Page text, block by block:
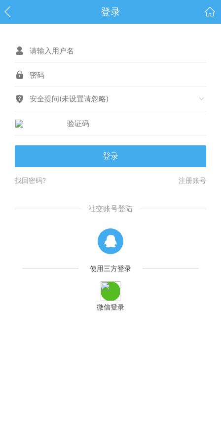
登录
安全提问(未设置请忽略)
登录
找回密码? 注册账号
社交账号登陆
使用三方登录
微信登录